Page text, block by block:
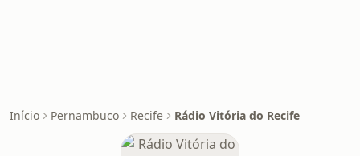
Início Pernambuco Recife Rádio Vitória do Recife